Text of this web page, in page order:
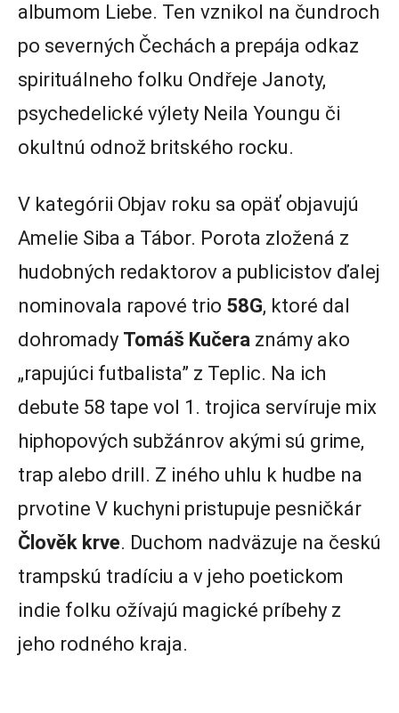
albumom Liebe. Ten vznikol na čundroch
po severných Čechách a prepája odkaz
spirituálneho folku Ondřeje Janoty,
psychedelické výlety Neila Youngu či
okultnú odnož britského rocku.
V kategórii Objav roku sa opäť objavujú
Amelie Siba a Tábor. Porota zložená z
hudobných redaktorov a publicistov ďalej
nominovala rapové trio 58G, ktoré dal
dohromady Tomáš Kučera známy ako
„rapujúci futbalista” z Teplic. Na ich
debute 58 tape vol 1. trojica servíruje mix
hiphopových subžánrov akými sú grime,
trap alebo drill. Z iného uhlu k hudbe na
prvotine V kuchyni pristupuje pesničkár
Člověk krve. Duchom nadväzuje na českú
trampskú tradíciu a v jeho poetickom
indie folku ožívajú magické príbehy z
jeho rodného kraja.